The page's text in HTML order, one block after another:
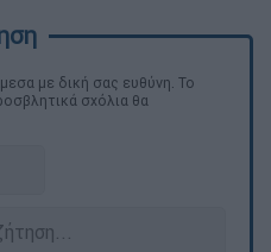
με δική σας ευθύνη. Το
σχόλια θα